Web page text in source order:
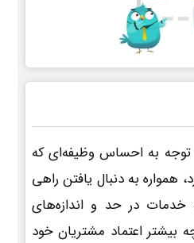
توجه به احساس وظیفه‌ای که
همواره به دنبال یافتن راهی
خدمات در حد و اندازه‌های
بیشتر اعتماد مشتریان خود